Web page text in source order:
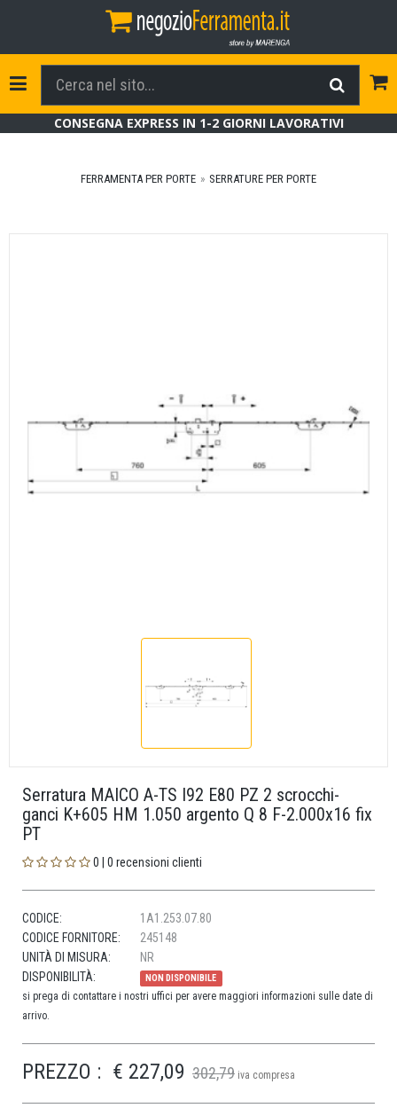
Toggle Navigation
CONSEGNA EXPRESS IN 1-2 GIORNI LAVORATIVI
FERRAMENTA PER PORTE SERRATURE PER PORTE
Serratura MAICO A-TS I92 E80 PZ 2 scrocchi-
ganci K+605 HM 1.050 argento Q 8 F-2.000x16 fix
PT
0 | 0 recensioni clienti
CODICE:
1A1.253.07.80
CODICE FORNITORE:
245148
UNITÀ DI MISURA:
NR
DISPONIBILITÀ:
NON DISPONIBILE
si prega di contattare i nostri uffici per avere maggiori informazioni sulle date di
arrivo.
PREZZO : € 227,09 302,79 iva compresa